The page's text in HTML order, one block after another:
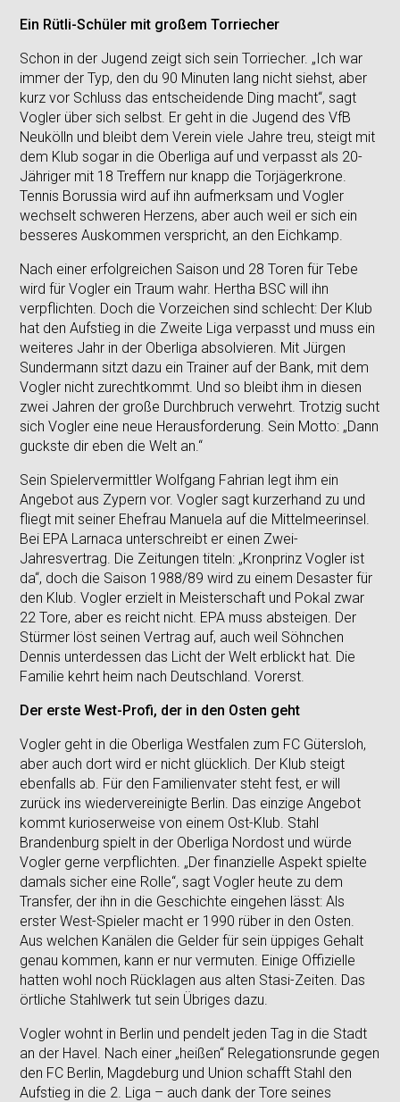
Ein Rütli-Schüler mit großem Torriecher
Schon in der Jugend zeigt sich sein Torriecher. „Ich war
immer der Typ, den du 90 Minuten lang nicht siehst, aber
kurz vor Schluss das entscheidende Ding macht“, sagt
Vogler über sich selbst. Er geht in die Jugend des VfB
Neukölln und bleibt dem Verein viele Jahre treu, steigt mit
dem Klub sogar in die Oberliga auf und verpasst als 20-
Jähriger mit 18 Treffern nur knapp die Torjägerkrone.
Tennis Borussia wird auf ihn aufmerksam und Vogler
wechselt schweren Herzens, aber auch weil er sich ein
besseres Auskommen verspricht, an den Eichkamp.
Nach einer erfolgreichen Saison und 28 Toren für Tebe
wird für Vogler ein Traum wahr. Hertha BSC will ihn
verpflichten. Doch die Vorzeichen sind schlecht: Der Klub
hat den Aufstieg in die Zweite Liga verpasst und muss ein
weiteres Jahr in der Oberliga absolvieren. Mit Jürgen
Sundermann sitzt dazu ein Trainer auf der Bank, mit dem
Vogler nicht zurechtkommt. Und so bleibt ihm in diesen
zwei Jahren der große Durchbruch verwehrt. Trotzig sucht
sich Vogler eine neue Herausforderung. Sein Motto: „Dann
guckste dir eben die Welt an.“
Sein Spielervermittler Wolfgang Fahrian legt ihm ein
Angebot aus Zypern vor. Vogler sagt kurzerhand zu und
fliegt mit seiner Ehefrau Manuela auf die Mittelmeerinsel.
Bei EPA Larnaca unterschreibt er einen Zwei-
Jahresvertrag. Die Zeitungen titeln: „Kronprinz Vogler ist
da“, doch die Saison 1988/89 wird zu einem Desaster für
den Klub. Vogler erzielt in Meisterschaft und Pokal zwar
22 Tore, aber es reicht nicht. EPA muss absteigen. Der
Stürmer löst seinen Vertrag auf, auch weil Söhnchen
Dennis unterdessen das Licht der Welt erblickt hat. Die
Familie kehrt heim nach Deutschland. Vorerst.
Der erste West-Profi, der in den Osten geht
Vogler geht in die Oberliga Westfalen zum FC Gütersloh,
aber auch dort wird er nicht glücklich. Der Klub steigt
ebenfalls ab. Für den Familienvater steht fest, er will
zurück ins wiedervereinigte Berlin. Das einzige Angebot
kommt kurioserweise von einem Ost-Klub. Stahl
Brandenburg spielt in der Oberliga Nordost und würde
Vogler gerne verpflichten. „Der finanzielle Aspekt spielte
damals sicher eine Rolle“, sagt Vogler heute zu dem
Transfer, der ihn in die Geschichte eingehen lässt: Als
erster West-Spieler macht er 1990 rüber in den Osten.
Aus welchen Kanälen die Gelder für sein üppiges Gehalt
genau kommen, kann er nur vermuten. Einige Offizielle
hatten wohl noch Rücklagen aus alten Stasi-Zeiten. Das
örtliche Stahlwerk tut sein Übriges dazu.
Vogler wohnt in Berlin und pendelt jeden Tag in die Stadt
an der Havel. Nach einer „heißen“ Relegationsrunde gegen
den FC Berlin, Magdeburg und Union schafft Stahl den
Aufstieg in die 2. Liga – auch dank der Tore seines